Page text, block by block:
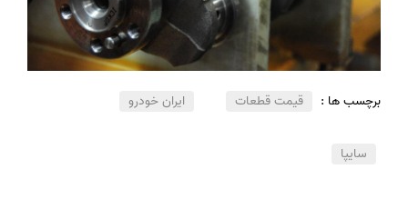
برچسب ها : قیمت قطعات ایران خودرو
سایپا